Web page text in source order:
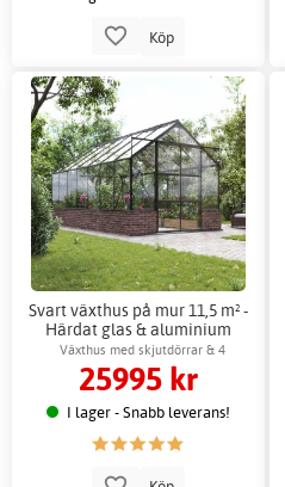
Köp
Svart växthus på mur 11,5 m² -
Härdat glas & aluminium
Växthus med skjutdörrar & 4
ventilationsfönster
25995 kr
I lager - Snabb leverans!